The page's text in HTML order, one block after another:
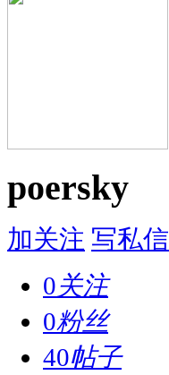
poersky
加关注 写私信
0关注
0粉丝
40帖子